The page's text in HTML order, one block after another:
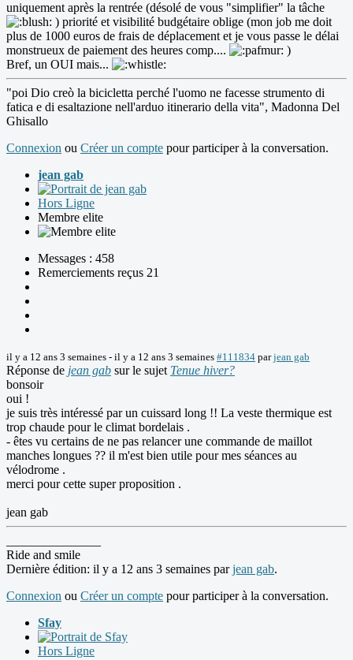
uniquement après la rentrée (désolé de vous "simplifier" la tâche
) priorité et visibilité budgétaire oblige (mon job me doit
plus de 1000 euros de frais de déplacement et je vous passe le délai
monstrueux de paiement des heures comp....
)
Bref, un OUI mais...
"poi Dio creò la bicicletta perché l'uomo ne facesse strumento di
fatica e di esaltazione nell'arduo itinerario della vita", Madonna Del
Ghisallo
Connexion ou Créer un compte pour participer à la conversation.
jean gab
Hors Ligne
Membre elite
Messages : 458
Remerciements reçus 21
il y a 12 ans 3 semaines - il y a 12 ans 3 semaines #111834 parjean gab
Réponse de jean gab sur le sujet Tenue hiver?
bonsoir
oui !
je suis très intéressé par un cuissard long !! La veste thermique est
trop chaude pour le climat bordelais .
- êtes vu certains de ne pas relancer une commande de maillot
manches longues ?? il m'est bien utile pour mes séances au
vélodrome .
merci pour cette super proposition .
jean gab
Ride and smile
Dernière édition: il y a 12 ans 3 semaines parjean gab.
Connexion ou Créer un compte pour participer à la conversation.
Sfay
Hors Ligne